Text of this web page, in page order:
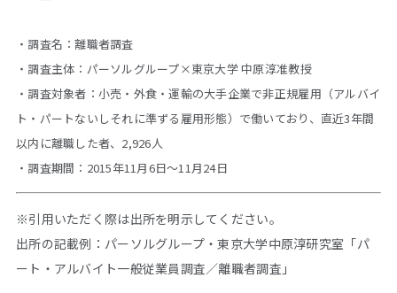
・調査名：離職者調査
・調査主体：パーソルグループ×東京大学 中原淳准教授
・調査対象者：小売・外食・運輸の大手企業で非正規雇用（アルバイ
ト・パートないしそれに準ずる雇用形態）で働いており、直近3年間
以内に離職した者、2,926人
・調査期間：2015年11月6日～11月24日
※引用いただく際は出所を明示してください。
出所の記載例：パーソルグループ・東京大学中原淳研究室「パ
ート・アルバイト一般従業員調査／離職者調査」